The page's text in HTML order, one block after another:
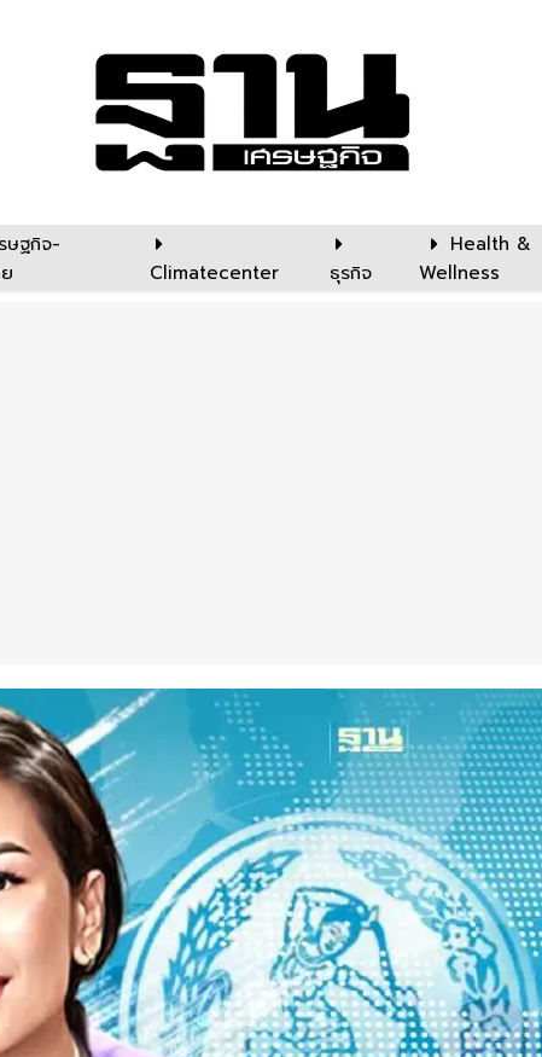
ษฐกิจ-
Climatecenter ธุรกิจ
Health &
Wellness